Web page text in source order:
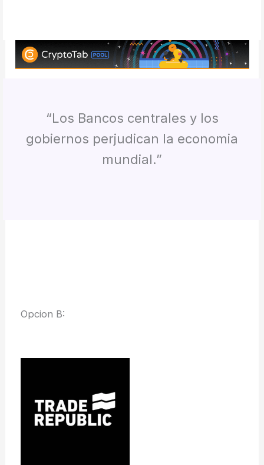
“Los Bancos centrales y los
gobiernos perjudican la economia
mundial.”
Opcion B: